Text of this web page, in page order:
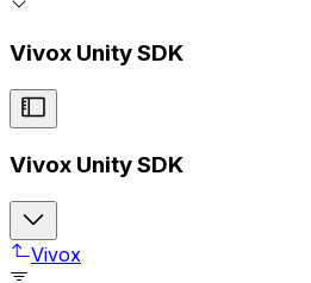
Vivox Unity SDK
Vivox Unity SDK
Vivox